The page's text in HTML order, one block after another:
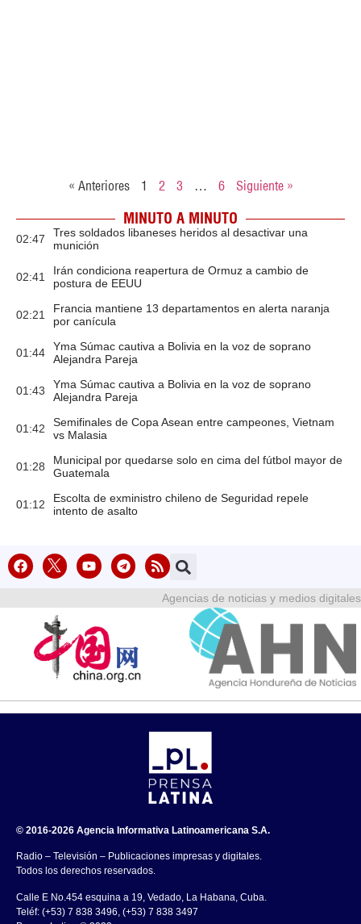
« Anteriores 1 2 3 … 6 Siguiente »
MINUTO A MINUTO
02:47
Tres soldados libaneses heridos al desactivar una
munición
02:41
Irán condiciona reapertura de Ormuz a cambio de
postura de EEUU
02:21
Francia mantiene 13 departamentos en alerta naranja
por canícula
01:44
Yma Súmac cautiva a Bolivia en la voz de soprano
Alejandra Pareja
01:43
Yma Súmac cautiva a Bolivia en la voz de soprano
Alejandra Pareja
01:42
Semifinales de Copa Asean entre campeones, Vietnam
vs Malasia
01:28
Municipal por quedarse solo en cima del fútbol mayor de
Guatemala
01:12
Escolta de exministro chileno de Seguridad repele
intento de asalto
Agencias de noticias y medios digitales
© 2016-2026 Agencia Informativa Latinoamericana S.A.
Radio – Televisión – Publicaciones impresas y digitales.
Todos los derechos reservados.
Calle E No.454 esquina a 19, Vedado, La Habana, Cuba.
Teléf: (+53) 7 838 3496, (+53) 7 838 3497